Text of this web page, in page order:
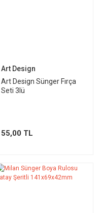
Art Design
Art Design Sünger Fırça
Seti 3lü
55,00 TL